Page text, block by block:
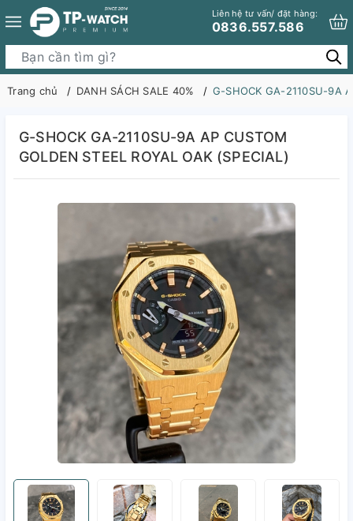
Liên hệ tư vấn/ đặt hàng:
0836.557.586
Trang chủ DANH SÁCH SALE 40% G-SHOCK GA-2110SU-9A
G-SHOCK GA-2110SU-9A AP CUSTOM
GOLDEN STEEL ROYAL OAK (SPECIAL)